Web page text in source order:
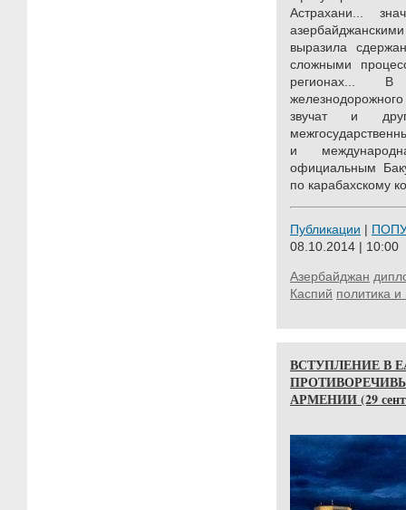
Астрахани...
выразила
сложными
регионах...
звучат и
и
официальным
по карабахскому
Публикации |
08.10.2014 | 10:00
Азербайджан
Каспий политика и
ВСТУПЛЕНИЕ В
АРМЕНИИ (29